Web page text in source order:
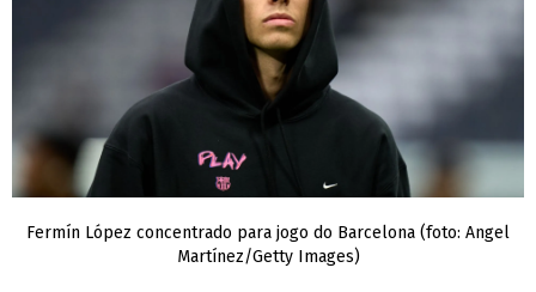
Fermín López concentrado para jogo do Barcelona (foto: Angel
Martínez/Getty Images)